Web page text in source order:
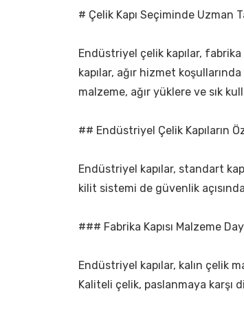
# Çelik Kapı Seçiminde Uzman
Endüstriyel çelik kapılar,
kapılar, ağır hizmet
malzeme, ağır yüklere ve sık
## Endüstriyel Çelik Kapıların
Endüstriyel kapılar, standart
kilit sistemi de güvenlik
### Fabrika Kapısı Malzeme
Endüstriyel kapılar, kalın çelik
Kaliteli çelik, paslanmaya karşı